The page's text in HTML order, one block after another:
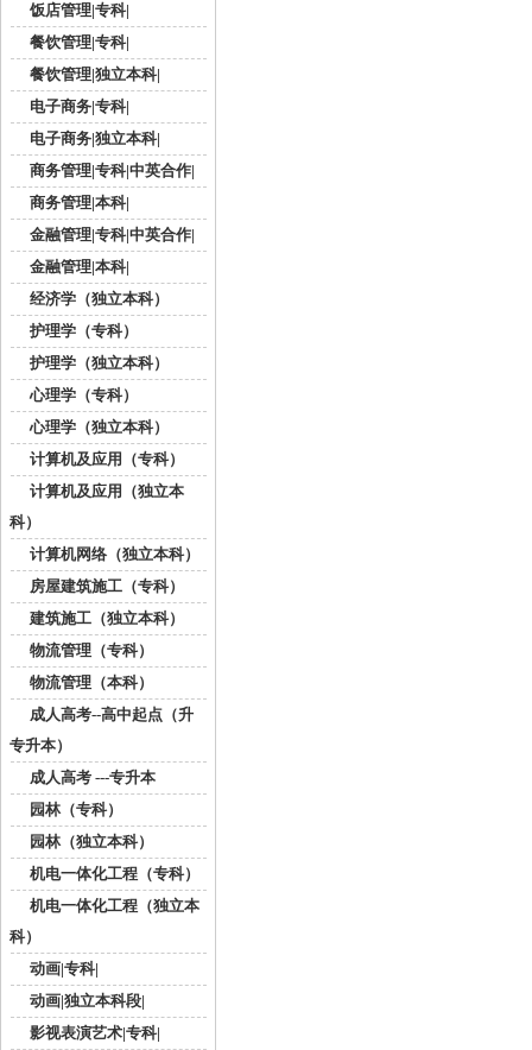
饭店管理|专科|
餐饮管理|专科|
餐饮管理|独立本科|
电子商务|专科|
电子商务|独立本科|
商务管理|专科|中英合作|
商务管理|本科|
金融管理|专科|中英合作|
金融管理|本科|
经济学（独立本科）
护理学（专科）
护理学（独立本科）
心理学（专科）
心理学（独立本科）
计算机及应用（专科）
计算机及应用（独立本
科）
计算机网络（独立本科）
房屋建筑施工（专科）
建筑施工（独立本科）
物流管理（专科）
物流管理（本科）
成人高考--高中起点（升
专升本）
成人高考 ---专升本
园林（专科）
园林（独立本科）
机电一体化工程（专科）
机电一体化工程（独立本
科）
动画|专科|
动画|独立本科段|
影视表演艺术|专科|